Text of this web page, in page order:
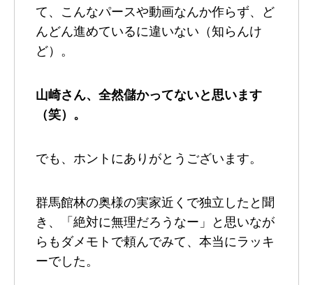
て、こんなパースや動画なんか作らず、ど
んどん進めているに違いない（知らんけ
ど）。
山崎さん、全然儲かってないと思います
（笑）。
でも、ホントにありがとうございます。
群馬館林の奥様の実家近くで独立したと聞
き、「絶対に無理だろうなー」と思いなが
らもダメモトで頼んでみて、本当にラッキ
ーでした。